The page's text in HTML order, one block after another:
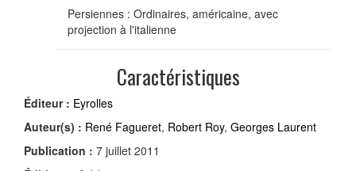
Persiennes : Ordinaires, américaine, avec
projection à l'italienne
Caractéristiques
Éditeur : Eyrolles
Auteur(s) : René Fagueret, Robert Roy, Georges Laurent
Publication : 7 juillet 2011